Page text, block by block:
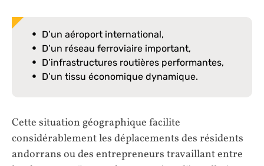
D’un aéroport international,
D’un réseau ferroviaire important,
D’infrastructures routières performantes,
D’un tissu économique dynamique.
Cette situation géographique facilite
considérablement les déplacements des résidents
andorrans ou des entrepreneurs travaillant entre